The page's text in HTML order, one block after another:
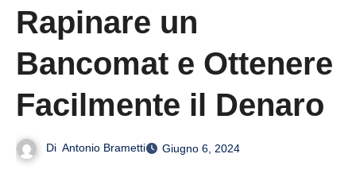
Rapinare un
Bancomat e Ottenere
Facilmente il Denaro
Di Antonio Brametti Giugno 6, 2024